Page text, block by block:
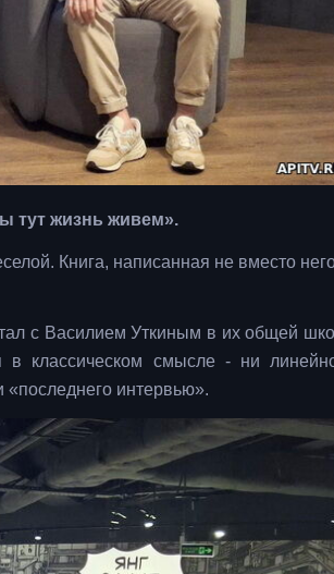
тут жизнь живем».
Книга, написанная не вместо
с Василием Уткиным в их общей
классическом смысле - ни
«последнего интервью».